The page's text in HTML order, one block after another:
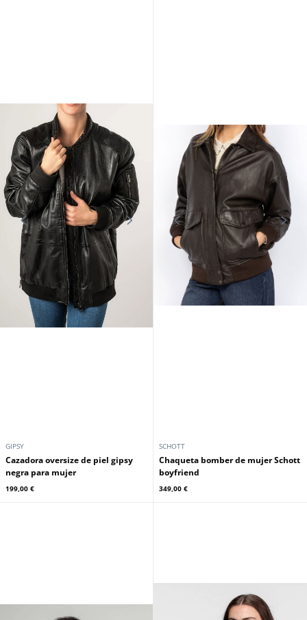
GIPSY
Cazadora oversize de piel gipsy
negra para mujer
199,00 €
SCHOTT
Chaqueta bomber de mujer Schott
boyfriend
349,00 €